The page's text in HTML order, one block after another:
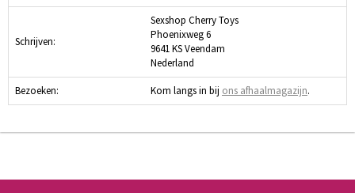
Schrijven:
Sexshop Cherry Toys
Phoenixweg 6
9641 KS Veendam
Nederland
Bezoeken: Kom langs in bij ons afhaalmagazijn.